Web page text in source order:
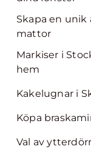
Skapa en
mattor
Markiser i
hem
Kakelugnar i
Köpa
Val av